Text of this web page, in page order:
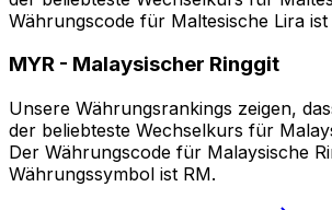
Währungscode für Maltesische Lira ist
MYR - Malaysischer Ringgit
Unsere Währungsrankings zeigen,
der beliebteste Wechselkurs für
Der Währungscode für Malaysische
Währungssymbol ist RM.